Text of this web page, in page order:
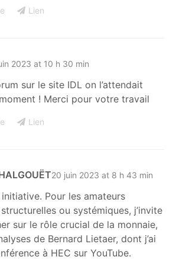
Lien
2023 at 10 h 30 min
sur le site IDL on l’attendait
! Merci pour votre travail
Lien
20 juin 2023 at 8 h 43 min
Pour les amateurs
structurelles ou systémiques, j’invite
sur le rôle crucial de la monnaie,
de Bernard Lietaer, dont j’ai
à HEC sur YouTube.